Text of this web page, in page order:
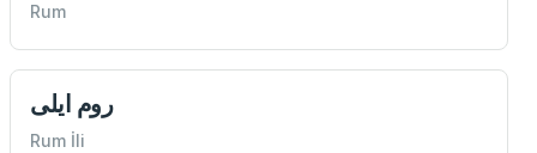
Rum
روم ايلی
Rum İli